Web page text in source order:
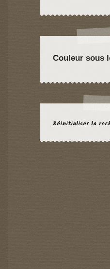
Couleur sous
Réinitialiser la